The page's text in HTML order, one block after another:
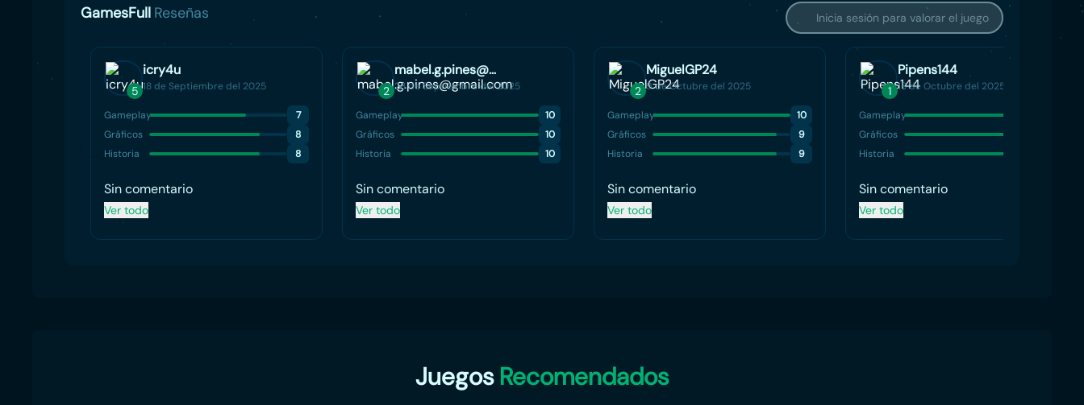
GamesFull Reseñas Inicia sesión para valorar el juego
5
icry4u
18 de Septiembre del 2025
Gameplay
7
Gráficos
8
Historia
8
Sin comentario
Ver todo
2
mabel.g.pines@gmail.com
28 de Septiembre del 2025
Gameplay
10
Gráficos
10
Historia
10
Sin comentario
Ver todo
2
MiguelGP24
9 de Octubre del 2025
Gameplay
10
Gráficos
9
Historia
9
Sin comentario
Ver todo
1
Pipens144
18 de Octubre del 2025
Gameplay
Gráficos
Historia
Sin comentario
Ver todo
Juegos Recomendados